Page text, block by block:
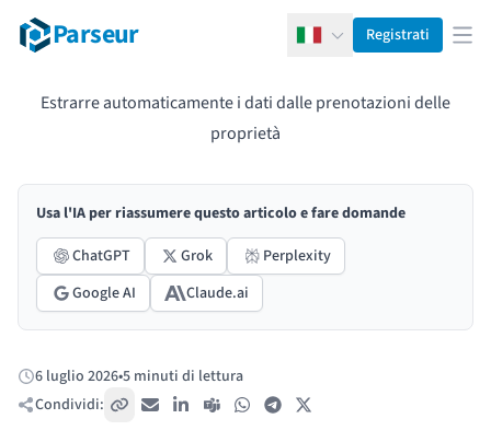
Parseur ItalianoRegistrati
Estrarre automaticamente i dati dalle prenotazioni delle
proprietà
Usa l'IA per riassumere questo articolo e fare domande
ChatGPT
Grok
Perplexity
Google AI
Claude.ai
Pubblicato:
6 luglio 2026•5 minuti di lettura
Condividi:
Copia link
Email LinkedIn
Teams WhatsAppTelegram